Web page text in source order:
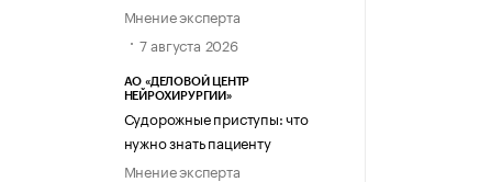
Мнение эксперта
7 августа 2026
АО «ДЕЛОВОЙ ЦЕНТР
НЕЙРОХИРУРГИИ»
Судорожные приступы: что
нужно знать пациенту
Мнение эксперта